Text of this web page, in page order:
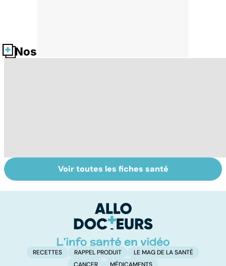
Nos fiches santé
Suicide : prévenir
le passage à
HPV : tout savoir
sur les
Voir toutes les fiches santé
RECETTES RAPPEL PRODUIT
LE MAG DE LA SANTÉ